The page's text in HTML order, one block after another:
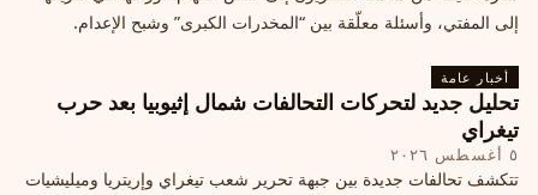
إلى المفتي، وأسئلة معلّقة بين “المخدرات الكبرى” وشبح الإعدام.
أخبار عامة
تحليل جديد لتحركات التحالفات شمال إثيوبيا بعد حرب
تيغراي
٥ أغسطس ٢٠٢٦
تتكشف تحالفات جديدة بين جبهة تحرير شعب تيغراي وإريتريا وميليشيات